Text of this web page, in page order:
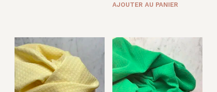
AJOUTER AU PANIER